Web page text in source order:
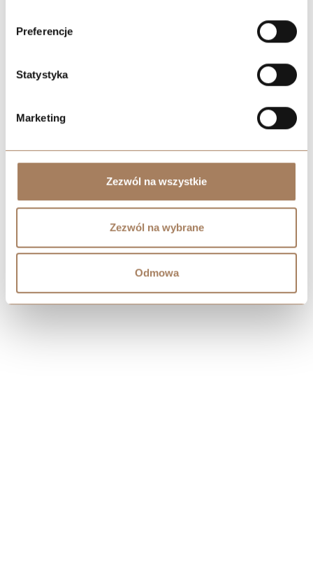
Preferencje
Statystyka
Marketing
Zezwól na wszystkie
Zezwól na wybrane
Odmowa